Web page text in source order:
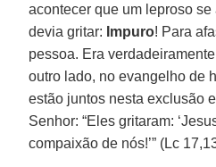
acontecer que um leproso
devia gritar: Impuro! Para
pessoa. Era
outro lado, no evangelho de
estão juntos nesta exclusão
Senhor: “Eles gritaram:
compaixão de nós!’” (Lc